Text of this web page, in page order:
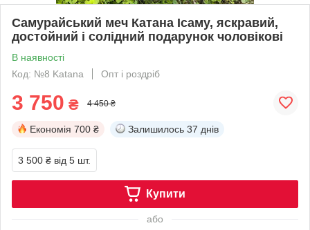
Самурайський меч Катана Ісаму, яскравий,
достойний і солідний подарунок чоловікові
В наявності
Код: №8 Katana
Опт і роздріб
3 750 ₴ 4 450 ₴
Економія 700 ₴ Залишилось 37 днів
3 500 ₴ від 5 шт.
Купити
або